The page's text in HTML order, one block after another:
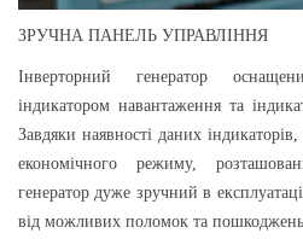
ЗРУЧНА ПАНЕЛЬ УПРАВЛІННЯ
Інверторний генератор
індикатором навантаження та
Завдяки наявності даних
економічного режиму,
генератор дуже зручний в
від можливих поломок та